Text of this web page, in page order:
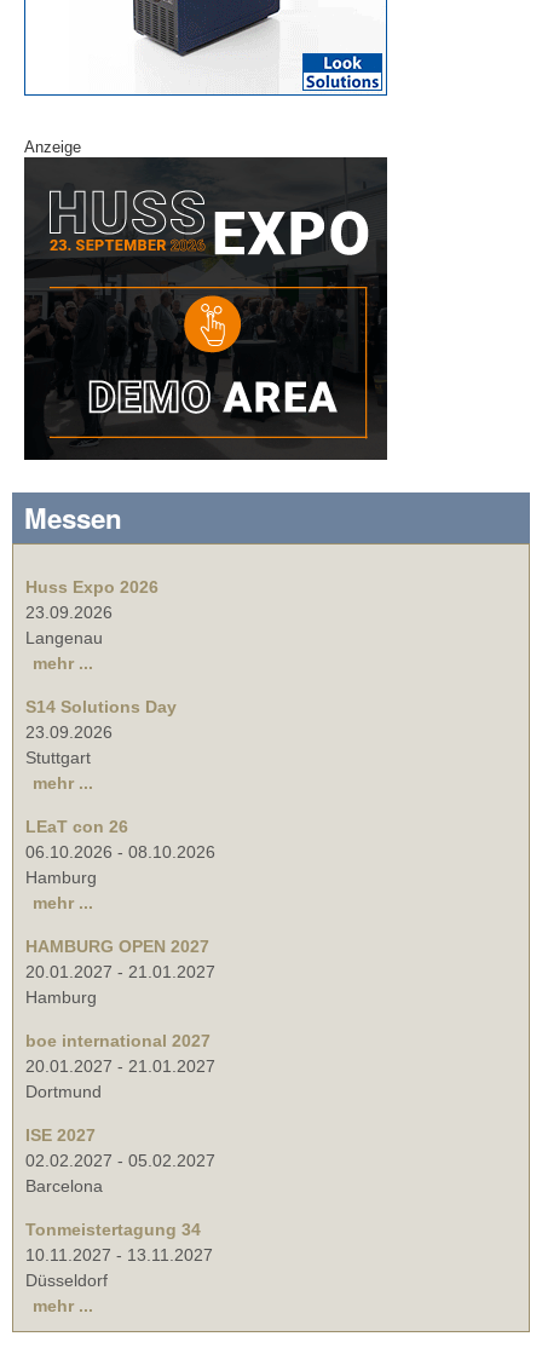
Anzeige
Messen
Huss Expo 2026
23.09.2026
Langenau
mehr ...
S14 Solutions Day
23.09.2026
Stuttgart
mehr ...
LEaT con 26
06.10.2026 - 08.10.2026
Hamburg
mehr ...
HAMBURG OPEN 2027
20.01.2027 - 21.01.2027
Hamburg
boe international 2027
20.01.2027 - 21.01.2027
Dortmund
ISE 2027
02.02.2027 - 05.02.2027
Barcelona
Tonmeistertagung 34
10.11.2027 - 13.11.2027
Düsseldorf
mehr ...